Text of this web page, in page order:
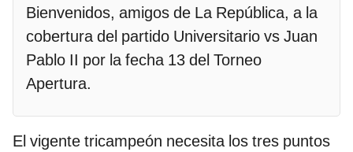
Bienvenidos, amigos de La República, a la
cobertura del partido Universitario vs Juan
Pablo II por la fecha 13 del Torneo
Apertura.
El vigente tricampeón necesita los tres puntos